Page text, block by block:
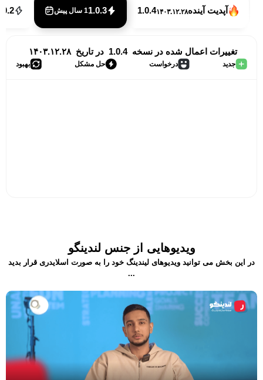
آپدیت آینده۱۴۰۳.۱۲.۲۸1.0.4
1.0.31 سال پیش
تغییرات اعمال شده در نسخه 1.0.4 در تاریخ ۱۴۰۳.۱۲.۲۸
جدید درخواست حل مشکل بهبود
ویدیوهایی از جنس لندینگو
در این بخش می توانید ویدیوهای لیندینگ خود را به صورت اسلایدری قرار بدید
...